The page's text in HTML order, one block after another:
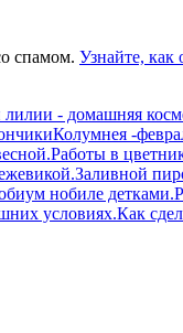
спамом. Узнайте, как
Колумнея -
Работы в
Заливной
Как